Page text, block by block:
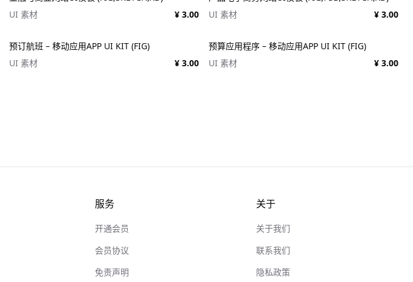
UI 素材
¥ 3.00
UI 素材
¥ 3.00
预订航班 – 移动应用APP UI KIT (FIG)
UI 素材
¥ 3.00
预算应用程序 – 移动应用APP UI KIT (FIG)
UI 素材
¥ 3.00
服务
开通会员
会员协议
免责声明
关于
关于我们
联系我们
隐私政策